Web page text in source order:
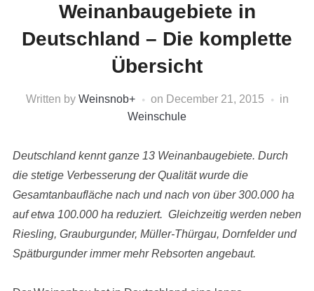
Weinanbaugebiete in
Deutschland – Die komplette
Übersicht
Written by Weinsnob+ on December 21, 2015
in
Weinschule
Deutschland kennt ganze 13 Weinanbaugebiete. Durch
die stetige Verbesserung der Qualität wurde die
Gesamtanbaufläche nach und nach von über 300.000 ha
auf etwa 100.000 ha reduziert. Gleichzeitig werden neben
Riesling, Grauburgunder, Müller-Thürgau, Dornfelder und
Spätburgunder immer mehr Rebsorten angebaut.